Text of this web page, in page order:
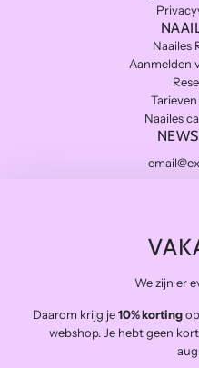
Naailes
Aanmelden
Naailes
Kwaliteitsstoffen die lang
Op afspraak open voor
bestellingen
We zijn er
Daarom krijg je10% kortingop
webshop. Je hebt geen